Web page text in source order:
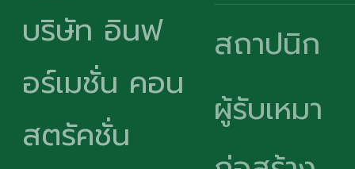
บริษัท อินฟ
อร์เมชั่น คอน
สตรัคชั่น
สถาปนิก
ผู้รับเหมา